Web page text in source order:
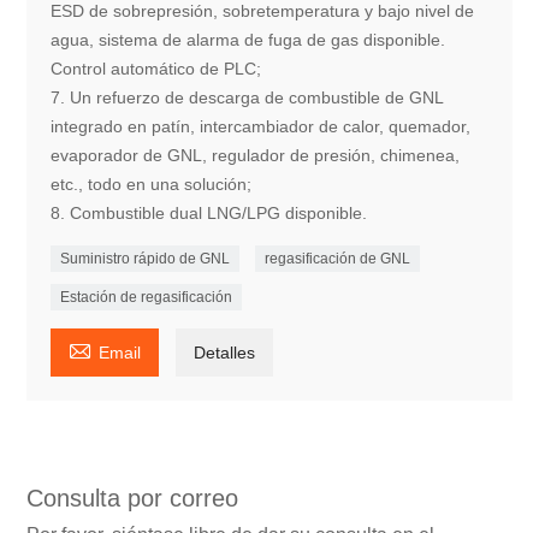
ESD de sobrepresión, sobretemperatura y bajo nivel de
agua, sistema de alarma de fuga de gas disponible.
Control automático de PLC;
7. Un refuerzo de descarga de combustible de GNL
integrado en patín, intercambiador de calor, quemador,
evaporador de GNL, regulador de presión, chimenea,
etc., todo en una solución;
8. Combustible dual LNG/LPG disponible.
Suministro rápido de GNL regasificación de GNL
Estación de regasificación
 Email Detalles
Consulta por correo